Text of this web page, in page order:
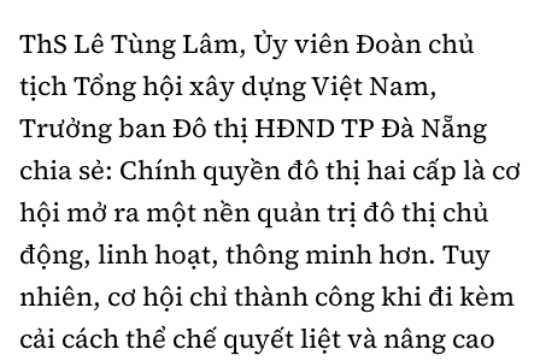
ThS Lê Tùng Lâm, Ủy viên Đoàn chủ
tịch Tổng hội xây dựng Việt Nam,
Trưởng ban Đô thị HĐND TP Đà Nẵng
chia sẻ: Chính quyền đô thị hai cấp là cơ
hội mở ra một nền quản trị đô thị chủ
động, linh hoạt, thông minh hơn. Tuy
nhiên, cơ hội chỉ thành công khi đi kèm
cải cách thể chế quyết liệt và nâng cao